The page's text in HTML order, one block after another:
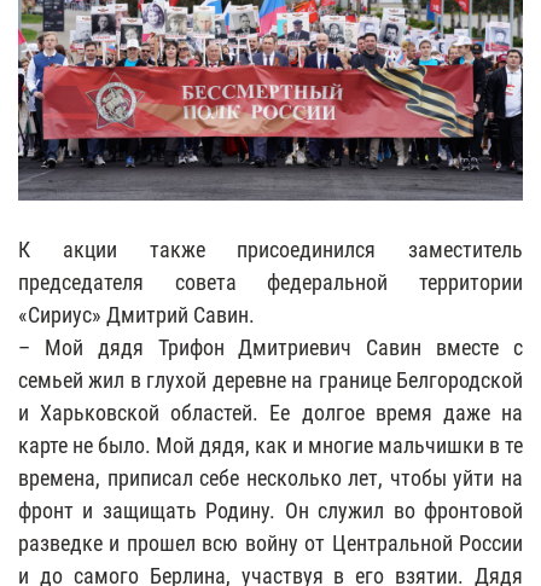
К акции также присоединился заместитель
председателя совета федеральной территории
«Сириус» Дмитрий Савин.
– Мой дядя Трифон Дмитриевич Савин вместе с
семьей жил в глухой деревне на границе Белгородской
и Харьковской областей. Ее долгое время даже на
карте не было. Мой дядя, как и многие мальчишки в те
времена, приписал себе несколько лет, чтобы уйти на
фронт и защищать Родину. Он служил во фронтовой
разведке и прошел всю войну от Центральной России
и до самого Берлина, участвуя в его взятии. Дядя